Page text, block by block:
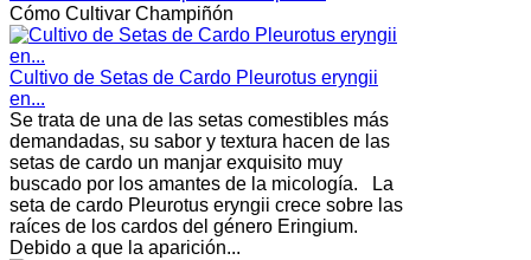
Cómo Cultivar Champiñón
Cultivo de Setas de Cardo Pleurotus eryngii
en...
Se trata de una de las setas comestibles más
demandadas, su sabor y textura hacen de las
setas de cardo un manjar exquisito muy
buscado por los amantes de la micología. La
seta de cardo Pleurotus eryngii crece sobre las
raíces de los cardos del género Eringium.
Debido a que la aparición...